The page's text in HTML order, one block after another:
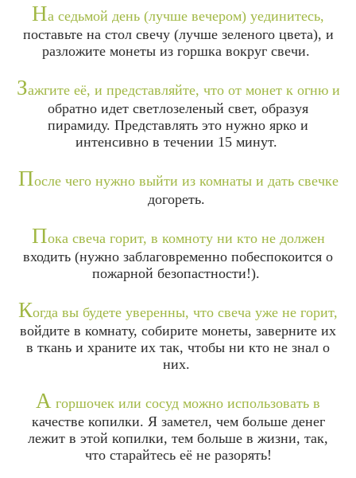
На седьмой день (лучше вечером) уединитесь,
поставьте на стол свечу (лучше зеленого цвета), и
разложите монеты из горшка вокруг свечи.
Зажгите её, и представляйте, что от монет к огню и
обратно идет светлозеленый свет, образуя
пирамиду. Представлять это нужно ярко и
интенсивно в течении 15 минут.
После чего нужно выйти из комнаты и дать свечке
догореть.
Пока свеча горит, в комноту ни кто не должен
входить (нужно заблаговременно побеспокоится о
пожарной безопастности!).
Когда вы будете уверенны, что свеча уже не горит,
войдите в комнату, собирите монеты, заверните их
в ткань и храните их так, чтобы ни кто не знал о
них.
А горшочек или сосуд можно использовать в
качестве копилки. Я заметел, чем больше денег
лежит в этой копилки, тем больше в жизни, так,
что старайтесь её не разорять!